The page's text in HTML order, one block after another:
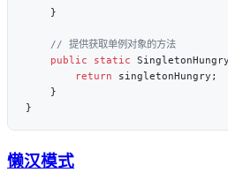
    public
static
        return
懒汉模式